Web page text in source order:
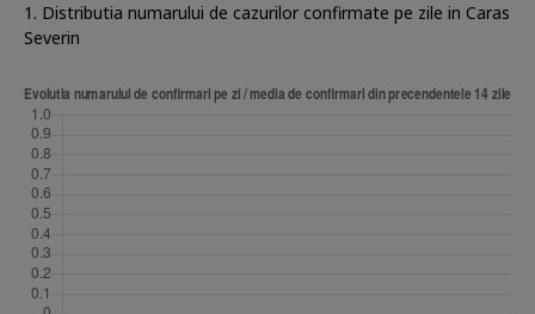
1. Distributia numarului de cazurilor confirmate pe zile in Caras
Severin